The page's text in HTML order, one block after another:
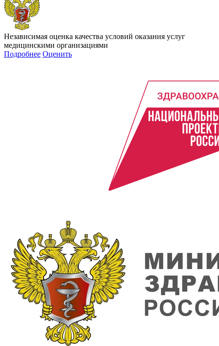
Независимая оценка качества условий оказания услуг
медицинскими организациями
Подробнее Оценить